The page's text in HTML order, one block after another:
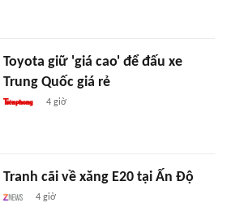
Toyota giữ 'giá cao' để đấu xe
Trung Quốc giá rẻ
4 giờ
Tranh cãi về xăng E20 tại Ấn Độ
4 giờ